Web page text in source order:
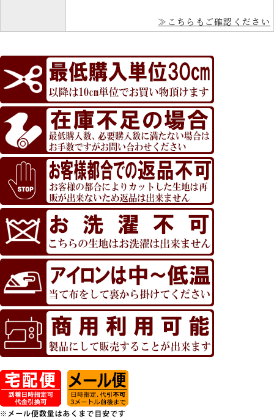
≫こちらもご確認ください